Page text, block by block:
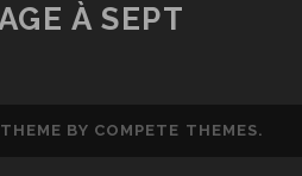
À SEPT
BY COMPETE THEMES.